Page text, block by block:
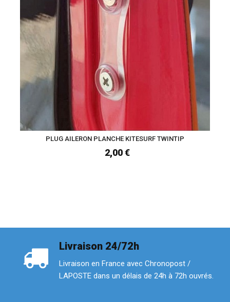
PLUG AILERON PLANCHE KITESURF TWINTIP
2,00 €
Livraison 24/72h
Livraison en France avec Chronopost /
LAPOSTE dans un délais de 24h à 72h ouvrés.